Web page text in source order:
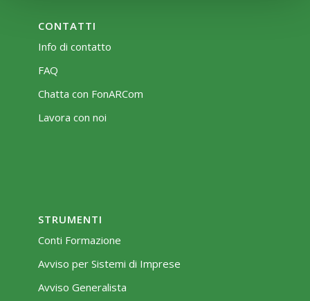
CONTATTI
Info di contatto
FAQ
Chatta con FonARCom
Lavora con noi
STRUMENTI
Conti Formazione
Avviso per Sistemi di Imprese
Avviso Generalista